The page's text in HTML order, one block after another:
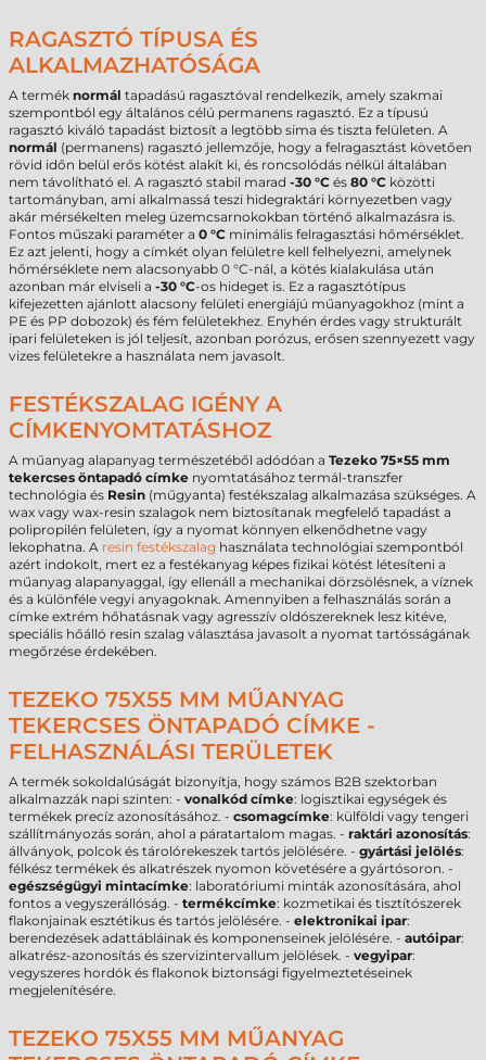
RAGASZTÓ TÍPUSA ÉS
ALKALMAZHATÓSÁGA
A termék normál tapadású ragasztóval rendelkezik, amely szakmai
szempontból egy általános célú permanens ragasztó. Ez a típusú
ragasztó kiváló tapadást biztosít a legtöbb sima és tiszta felületen. A
normál (permanens) ragasztó jellemzője, hogy a felragasztást követően
rövid időn belül erős kötést alakít ki, és roncsolódás nélkül általában
nem távolítható el. A ragasztó stabil marad -30 °C és 80 °C közötti
tartományban, ami alkalmassá teszi hidegraktári környezetben vagy
akár mérsékelten meleg üzemcsarnokokban történő alkalmazásra is.
Fontos műszaki paraméter a 0 °C minimális felragasztási hőmérséklet.
Ez azt jelenti, hogy a címkét olyan felületre kell felhelyezni, amelynek
hőmérséklete nem alacsonyabb 0 °C-nál, a kötés kialakulása után
azonban már elviseli a -30 °C-os hideget is. Ez a ragasztótípus
kifejezetten ajánlott alacsony felületi energiájú műanyagokhoz (mint a
PE és PP dobozok) és fém felületekhez. Enyhén érdes vagy strukturált
ipari felületeken is jól teljesít, azonban porózus, erősen szennyezett vagy
vizes felületekre a használata nem javasolt.
FESTÉKSZALAG IGÉNY A
CÍMKENYOMTATÁSHOZ
A műanyag alapanyag természetéből adódóan a Tezeko 75×55 mm
tekercses öntapadó címke nyomtatásához termál-transzfer
technológia és Resin (műgyanta) festékszalag alkalmazása szükséges. A
wax vagy wax-resin szalagok nem biztosítanak megfelelő tapadást a
polipropilén felületen, így a nyomat könnyen elkenődhetne vagy
lekophatna. A resin festékszalag használata technológiai szempontból
azért indokolt, mert ez a festékanyag képes fizikai kötést létesíteni a
műanyag alapanyaggal, így ellenáll a mechanikai dörzsölésnek, a víznek
és a különféle vegyi anyagoknak. Amennyiben a felhasználás során a
címke extrém hőhatásnak vagy agresszív oldószereknek lesz kitéve,
speciális hőálló resin szalag választása javasolt a nyomat tartósságának
megőrzése érdekében.
TEZEKO 75X55 MM MŰANYAG
TEKERCSES ÖNTAPADÓ CÍMKE -
FELHASZNÁLÁSI TERÜLETEK
A termék sokoldalúságát bizonyítja, hogy számos B2B szektorban
alkalmazzák napi szinten: - vonalkód címke: logisztikai egységek és
termékek precíz azonosításához. - csomagcímke: külföldi vagy tengeri
szállítmányozás során, ahol a páratartalom magas. - raktári azonosítás:
állványok, polcok és tárolórekeszek tartós jelölésére. - gyártási jelölés:
félkész termékek és alkatrészek nyomon követésére a gyártósoron. -
egészségügyi mintacímke: laboratóriumi minták azonosítására, ahol
fontos a vegyszerállóság. - termékcímke: kozmetikai és tisztítószerek
flakonjainak esztétikus és tartós jelölésére. - elektronikai ipar:
berendezések adattábláinak és komponenseinek jelölésére. - autóipar:
alkatrész-azonosítás és szervizintervallum jelölések. - vegyipar:
vegyszeres hordók és flakonok biztonsági figyelmeztetéseinek
megjelenítésére.
TEZEKO 75X55 MM MŰANYAG